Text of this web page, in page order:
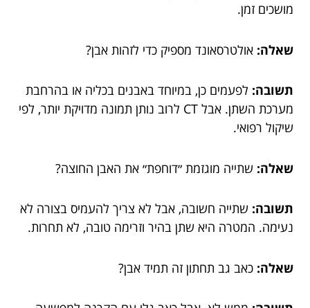
מושכים זמן.
שאלה: אולטרסאונד מספיק כדי לזהות אבן?
תשובה: לפעמים כן, במיוחד באבנים בכליה או בהרחבת
מערכת השתן. אבל CT לרוב נותן תמונה מדויקת יותר, לפי
שיקול רפואי.
שאלה: שתייה מוגזמת ״דוחפת״ את האבן החוצה?
תשובה: שתייה חשובה, אבל לא צריך להעמיס בצורה לא
נעימה. המטרה היא שתן בהיר וזרימה טובה, לא תחרות.
שאלה: כאב גב תחתון זה תמיד אבן?